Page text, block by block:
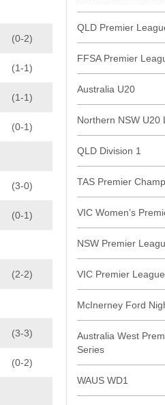
(0-2)
(1-1)
(1-1)
(0-1)
(3-0)
(0-1)
(2-2)
(3-3)
(0-2)
QLD Premier
FFSA Premier
Australia U20
Northern NSW U20
QLD Division 1
TAS Premier
VIC Women’s
NSW Premier
VIC Premier League
McInerney Ford
Australia West
Series
WAUS WD1